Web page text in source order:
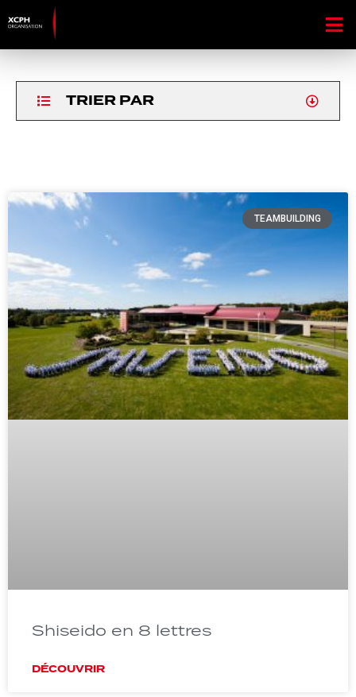
TRIER PAR
TEAMBUILDING
Shiseido en 8 lettres
DÉCOUVRIR